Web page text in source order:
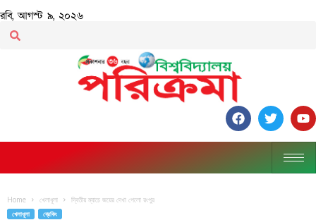
রবি, আগস্ট ৯, ২০২৬
Home খেলাধূলা দ্বিতীয় ম্যাচে জয়ের দেখা পেলো রংপুর
খেলাধূলা ব্রেকিং